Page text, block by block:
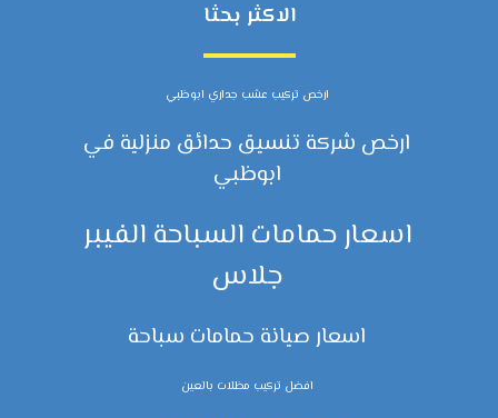
الاكثر بحثا
ارخص تركيب عشب جداري ابوظبي
ارخص شركة تنسيق حدائق منزلية في
ابوظبي
اسعار حمامات السباحة الفيبر
جلاس
اسعار صيانة حمامات سباحة
افضل تركيب مظلات بالعين